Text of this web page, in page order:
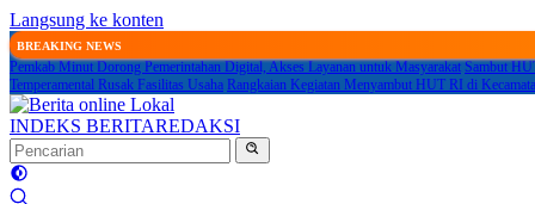
Langsung ke konten
BREAKING NEWS
Pemkab Minut Dorong Pemerintahan Digital, Akses Layanan untuk Masyarakat Sambut
Temperamental Rusak Fasilitas Usaha Rangkaian Kegiatan Menyambut HUT RI di
INDEKS BERITAREDAKSI